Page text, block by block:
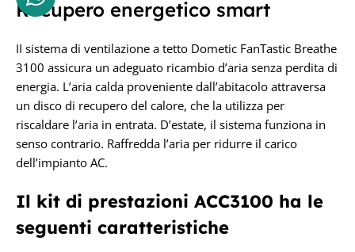
Recupero energetico smart
II sistema di ventilazione a tetto Dometic FanTastic Breathe
3100 assicura un adeguato ricambio d’aria senza perdita di
energia. L’aria calda proveniente dall’abitacolo attraversa
un disco di recupero del calore, che la utilizza per
riscaldare l’aria in entrata. D’estate, il sistema funziona in
senso contrario. Raffredda l’aria per ridurre il carico
dell’impianto AC.
Il kit di prestazioni ACC3100 ha le
seguenti caratteristiche